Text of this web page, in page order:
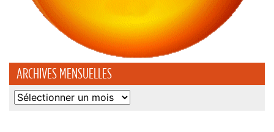
ARCHIVES MENSUELLES
Archives